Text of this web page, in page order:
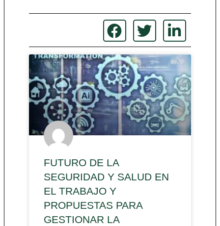
FUTURO DE LA
SEGURIDAD Y SALUD EN
EL TRABAJO Y
PROPUESTAS PARA
GESTIONAR LA